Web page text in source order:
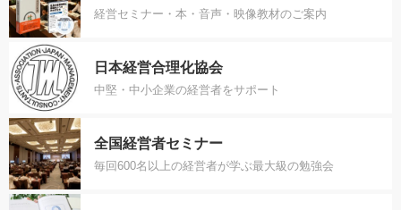
経営セミナー・本・音声・映像教材のご案内
日本経営合理化協会
中堅・中小企業の経営者をサポート
全国経営者セミナー
毎回600名以上の経営者が学ぶ最大級の勉強会